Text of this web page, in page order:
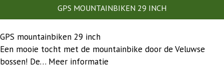
GPS MOUNTAINBIKEN 29 INCH
GPS mountainbiken 29 inch
Een mooie tocht met de mountainbike door de Veluwse
bossen! De… Meer informatie